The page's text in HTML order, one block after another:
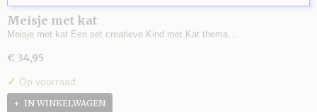
Meisje met kat
Meisje met kat Een set creatieve Kind met Kat thema…
€ 34,95
✓ Op voorraad
IN WINKELWAGEN